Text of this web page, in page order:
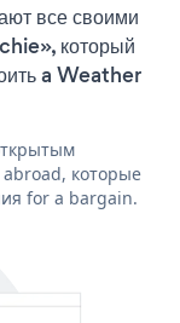
все своими
который
a Weather
которые
for a bargain.